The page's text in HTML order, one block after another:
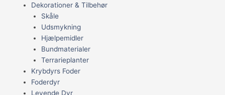
Dekorationer & Tilbehør
Skåle
Udsmykning
Hjælpemidler
Bundmaterialer
Terrarieplanter
Krybdyrs Foder
Foderdyr
Levende Dyr